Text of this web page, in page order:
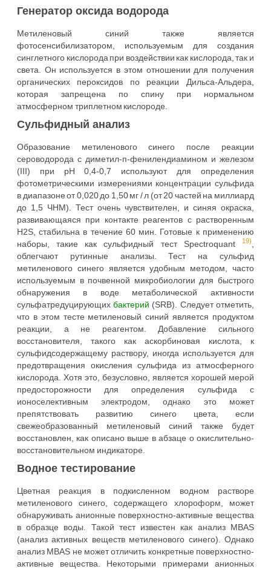
Генератор оксида водорода
Метиленовый синий также является
фотосенсибилизатором, используемым для создания
синглетного кислорода при воздействии как кислорода, так и
света. Он используется в этом отношении для получения
органических пероксидов по реакции Дильса-Альдера,
которая запрещена по спину при нормальном
атмосферном триплетном кислороде.
Сульфидный анализ
Образование метиленового синего после реакции
сероводорода с диметил-п-фенилендиамином и железом
(III) при рН 0,4-0,7 используют для определения
фотометрическими измерениями концентрации сульфида
в диапазоне от 0,020 до 1,50 мг / л (от 20 частей на миллиард
до 1,5 ЧНМ). Тест очень чувствителен, и синяя окраска,
развивающаяся при контакте реагентов с растворенным
H2S, стабильна в течение 60 мин. Готовые к применению
наборы, такие как сульфидный тест Spectroquant
19)
облегчают рутинные анализы. Тест на сульфид
метиленового синего является удобным методом, часто
используемым в почвенной микробиологии для быстрого
обнаружения в воде метаболической активности
сульфатредуцирующихбактерий (SRB). Следует отметить,
что в этом тесте метиленовый синий является продуктом
реакции, а не реагентом. Добавление сильного
восстановителя, такого как аскорбиновая кислота, к
сульфидсодержащему раствору, иногда используется для
предотвращения окисления сульфида из атмосферного
кислорода. Хотя это, безусловно, является хорошей мерой
предосторожности для определения сульфида с
ионоселективным электродом, однако это может
препятствовать развитию синего цвета, если
свежеобразованный метиленовый синий также будет
восстановлен, как описано выше в абзаце о окислительно-
восстановительном индикаторе.
Водное тестирование
Цветная реакция в подкисленном водном растворе
метиленового синего, содержащего хлороформ, может
обнаруживать анионные поверхностно-активные вещества
в образце воды. Такой тест известен как анализ MBAS
(анализ активных веществ метиленового синего). Однако
анализ MBAS не может отличить конкретные поверхностно-
активные вещества. Некоторыми примерами анионных